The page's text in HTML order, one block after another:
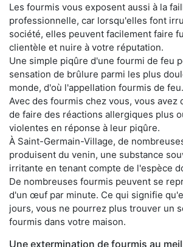
Les fourmis vous exposent aussi à la
professionnelle, car lorsqu'elles font
société, elles peuvent facilement faire
clientèle et nuire à votre réputation.
Une simple piqûre d'une fourmi de feu
sensation de brûlure parmi les plus
monde, d'où l'appellation fourmis de feu.
Avec des fourmis chez vous, vous avez
de faire des réactions allergiques plus
violentes en réponse à leur piqûre.
À Saint-Germain-Village, de
produisent du venin, une substance
irritante en tenant compte de l'espèce
De nombreuses fourmis peuvent se
d'un œuf par minute. Ce qui signifie
jours, vous ne pourrez plus trouver un
fourmis dans votre maison.
Une extermination de fourmis au